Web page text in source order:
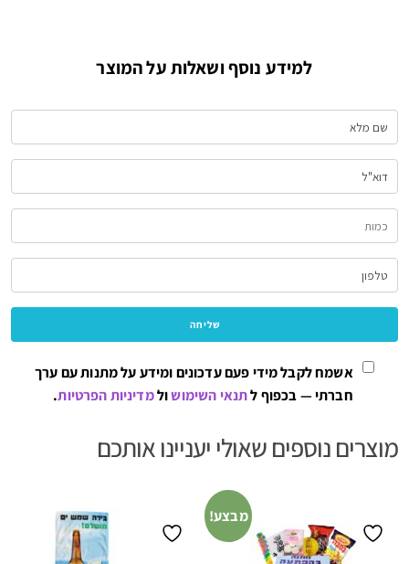
למידע נוסף ושאלות על המוצר
אשמח לקבל מידי פעם עדכונים ומידע על מתנות עם ערך
חברתי — בכפוף לתנאי השימושולמדיניות הפרטיות.
מוצרים נוספים שאולי יעניינו אותכם
מבצע!